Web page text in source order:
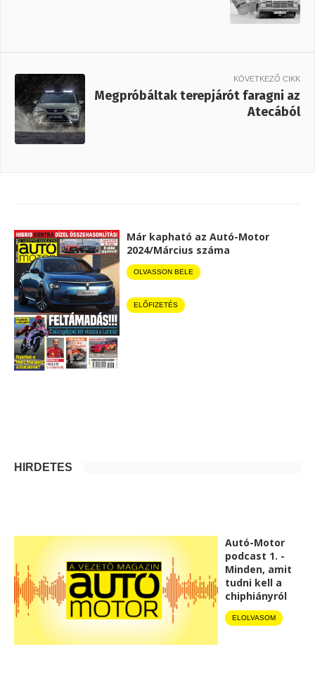
KÖVETKEZŐ CIKK
Megpróbáltak terepjárót faragni az
Atecából
Már kapható az Autó-Motor
2024/Március száma
OLVASSON BELE
ELŐFIZETÉS
HIRDETÉS
Autó-Motor
podcast 1. -
Minden, amit
tudni kell a
chiphiányról
ELOLVASOM